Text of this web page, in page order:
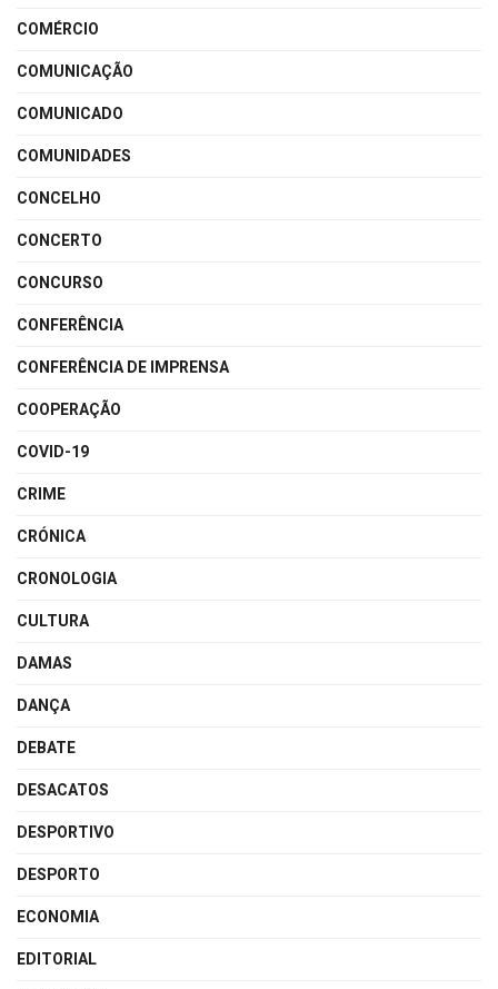
COMÉRCIO
COMUNICAÇÃO
COMUNICADO
COMUNIDADES
CONCELHO
CONCERTO
CONCURSO
CONFERÊNCIA
CONFERÊNCIA DE IMPRENSA
COOPERAÇÃO
COVID-19
CRIME
CRÓNICA
CRONOLOGIA
CULTURA
DAMAS
DANÇA
DEBATE
DESACATOS
DESPORTIVO
DESPORTO
ECONOMIA
EDITORIAL